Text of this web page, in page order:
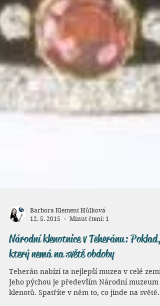
Barbora Klement Hůlková
12. 5. 2015
Minut čtení: 1
Národní klenotnice v Teheránu: Poklad,
který nemá na světě obdoby
Teherán nabízí ta nejlepší muzea v celé zemi.